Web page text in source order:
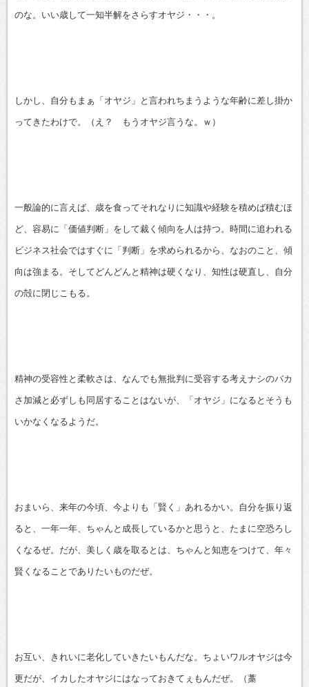
のな。いい歳して一知半解をさらすオヤジ・・・。
しかし、自分もまぁ「オヤジ」と言われちまうような年齢に差し掛か
ってきたわけで。（え？ もうオヤジ言うな。ｗ）
一般論的に言えば、歳を食ってそれなりに知識や経験を積めば積むほ
ど、容易に「価値判断」をして裁く傾向を人は持つ。時間に追われる
ビジネス社会ではすぐに「判断」を求められるから、なおのこと、傾
向は強まる。そしてどんどんと精神は硬くなり、知性は硬直し、自分
の殻に閉じこもる。
精神の受容性と柔軟さは、なんでも無批判に受容する考えナシのバカ
さ加減と必ずしも同居することはないが、「オヤジ」になるとそうも
いかなくなるようだ。
おまいら、来年の今頃、今よりも「賢く」あれるかい。自分を振り返
ると、一年一年、ちゃんと成長しているかと思うと、たまに空恐ろし
くなるぜ。だが、美しく歳を取るとは、ちゃんと知恵をつけて、年々
賢くなることでありたいものだぜ。
お互い、きれいに老化していきたいもんだな。ちょいワルオヤジは今
更だが、イカしたオヤジにはなっておきてぇもんだぜ。（藁